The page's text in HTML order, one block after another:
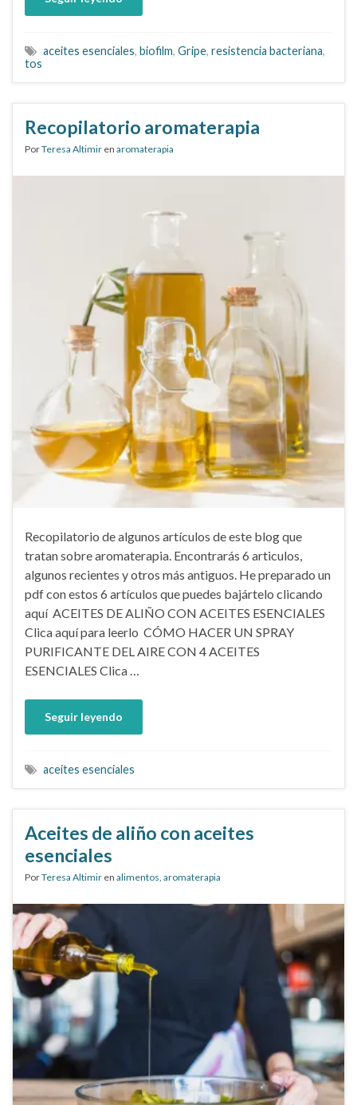
aceites esenciales, biofilm, Gripe, resistencia bacteriana,
tos
Recopilatorio aromaterapia
PorTeresa Altimir en aromaterapia
Recopilatorio de algunos artículos de este blog que
tratan sobre aromaterapia. Encontrarás 6 articulos,
algunos recientes y otros más antiguos. He preparado un
pdf con estos 6 artículos que puedes bajártelo clicando
aquí ACEITES DE ALIÑO CON ACEITES ESENCIALES
Clica aquí para leerlo CÓMO HACER UN SPRAY
PURIFICANTE DEL AIRE CON 4 ACEITES
ESENCIALES Clica …
Seguir leyendo
aceites esenciales
Aceites de aliño con aceites
esenciales
PorTeresa Altimir en alimentos aromaterapia